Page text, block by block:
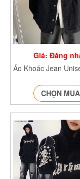
Giá: Đăng
CHỌN MUA